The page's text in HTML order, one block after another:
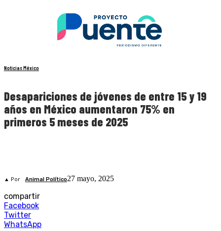
Noticias México
Desapariciones de jóvenes de entre 15 y 19
años en México aumentaron 75% en
primeros 5 meses de 2025
▲ Por Animal Político27 mayo, 2025
compartir
Facebook
Twitter
WhatsApp